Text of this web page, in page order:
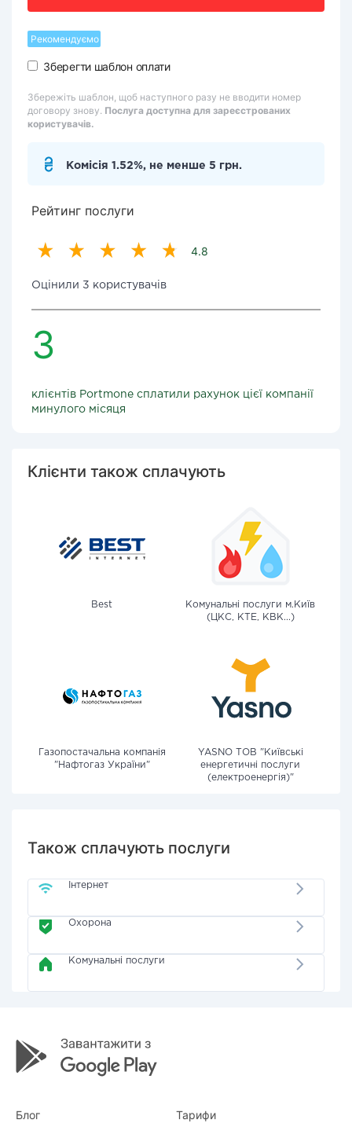
Рекомендуємо
Зберегти шаблон оплати
Збережіть шаблон, щоб наступного разу не вводити номер
договору знову. Послуга доступна для зареєстрованих
користувачів.
Комісія 1.52%, не менше 5 грн.
Рейтинг послуги
4.8
Оцінили 3 користувачів
3
клієнтів Portmone сплатили рахунок цієї компанії
минулого місяця
Клієнти також сплачують
Best
Комунальні послуги м.Київ
(ЦКС, КТЕ, КВК...)
Газопостачальна компанія
"Нафтогаз України"
YASNO ТОВ "Київські
енергетичні послуги
(електроенергія)"
Також сплачують послуги
Інтернет
Охорона
Комунальні послуги
Блог Тарифи